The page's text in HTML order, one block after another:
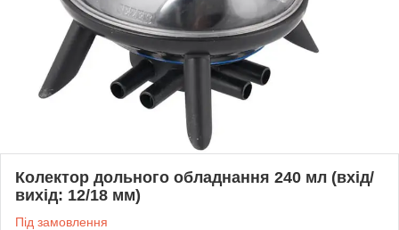
Колектор дольного обладнання 240 мл (вхід/
вихід: 12/18 мм)
Під замовлення